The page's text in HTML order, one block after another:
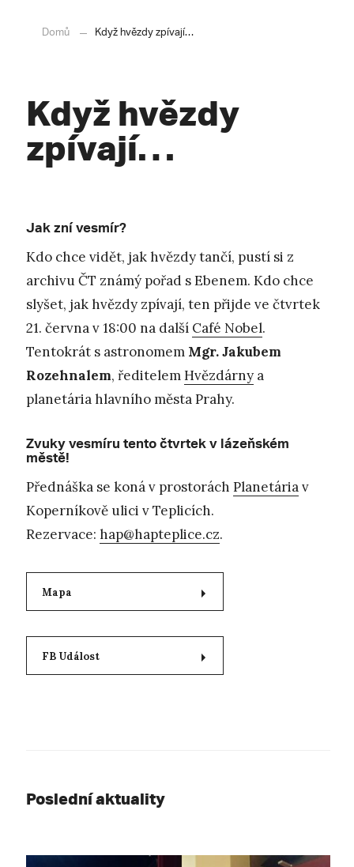
Domů Když hvězdy zpívají…
Když hvězdy
zpívají…
Jak zní vesmír?
Kdo chce vidět, jak hvězdy tančí, pustí si z
archivu ČT známý pořad s Ebenem. Kdo chce
slyšet, jak hvězdy zpívají, ten přijde ve čtvrtek
21. června v 18:00 na další Café Nobel.
Tentokrát s astronomem Mgr. Jakubem
Rozehnalem, ředitelemHvězdárny a
planetária hlavního města Prahy.
Zvuky vesmíru tento čtvrtek v lázeňském
městě!
Přednáška se koná v prostorách Planetáriav
Koperníkově ulici v Teplicích.
Rezervace: hap@hapteplice.cz.
Mapa
FB Událost
Poslední aktuality